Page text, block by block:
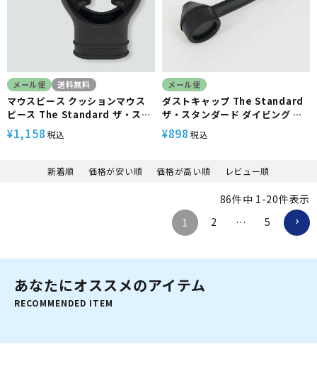
メール便 送料無料
マウスピース クッションマウス
ピース The Standard ザ・スタ
ンダード ブラック シリコン ダイ
ビング アクセサリー パーツ
¥1,158 税込
メール便
ダストキャップ The Standard
ザ・スタンダード ダイビング ア
クセサリー パーツ レギュレータ
ー 重器材 メンテナンス
¥898 税込
新着順 価格が安い順 価格が高い順 レビュー順
86件中 1-20件表示
1
2 … 5
あなたにオススメのアイテム
RECOMMENDED ITEM